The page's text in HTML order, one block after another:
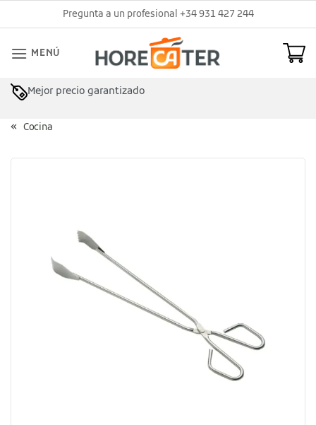
al
Pregunta a un profesional +34 931 427 244
MENÚ
Mejor precio garantizado
Cocina